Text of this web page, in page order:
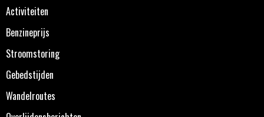
Activiteiten
Benzineprijs
Stroomstoring
Gebedstijden
Wandelroutes